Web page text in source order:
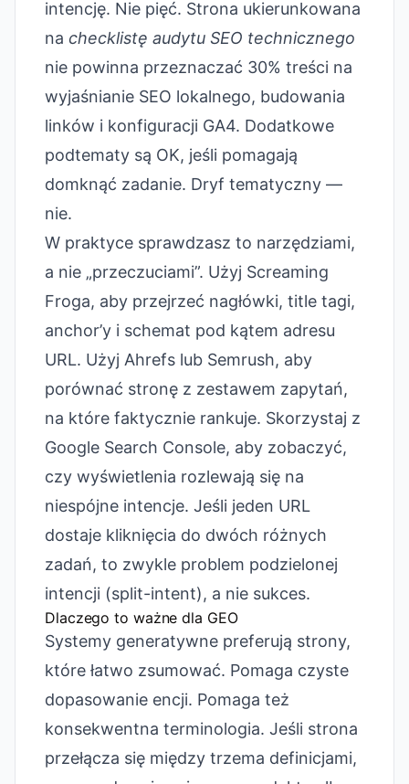
intencję. Nie pięć. Strona ukierunkowana
na checklistę audytu SEO technicznego
nie powinna przeznaczać 30% treści na
wyjaśnianie SEO lokalnego, budowania
linków i konfiguracji GA4. Dodatkowe
podtematy są OK, jeśli pomagają
domknąć zadanie. Dryf tematyczny —
nie.
W praktyce sprawdzasz to narzędziami,
a nie „przeczuciami”. Użyj Screaming
Froga, aby przejrzeć nagłówki, title tagi,
anchor’y i schemat pod kątem adresu
URL. Użyj Ahrefs lub Semrush, aby
porównać stronę z zestawem zapytań,
na które faktycznie rankuje. Skorzystaj z
Google Search Console, aby zobaczyć,
czy wyświetlenia rozlewają się na
niespójne intencje. Jeśli jeden URL
dostaje kliknięcia do dwóch różnych
zadań, to zwykle problem podzielonej
intencji (split-intent), a nie sukces.
Dlaczego to ważne dla GEO
Systemy generatywne preferują strony,
które łatwo zsumować. Pomaga czyste
dopasowanie encji. Pomaga też
konsekwentna terminologia. Jeśli strona
przełącza się między trzema definicjami,